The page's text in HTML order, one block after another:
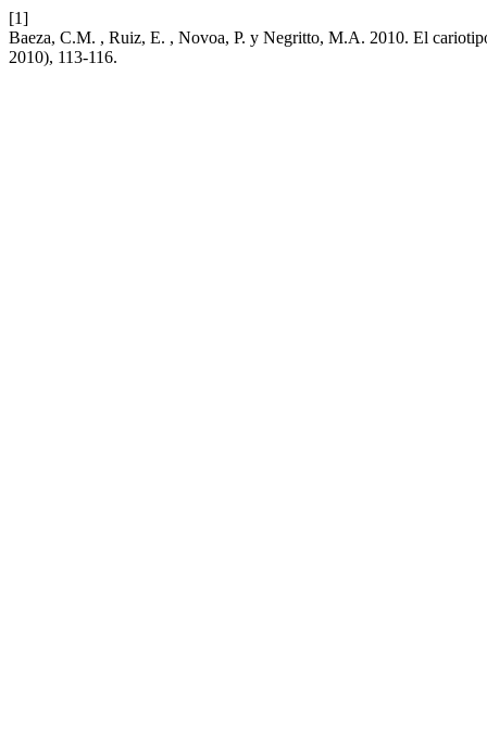
[1]
Baeza, C.M. , Ruiz, E. , Novoa, P. y Negritto, M.A. 2010. El
2010), 113-116.